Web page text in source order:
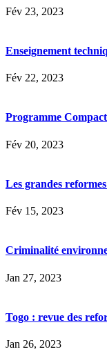
Fév 23, 2023
Enseignement
Fév 22, 2023
Programme
Fév 20, 2023
Les grandes
Fév 15, 2023
Criminalité
Jan 27, 2023
Togo : revue des
Jan 26, 2023